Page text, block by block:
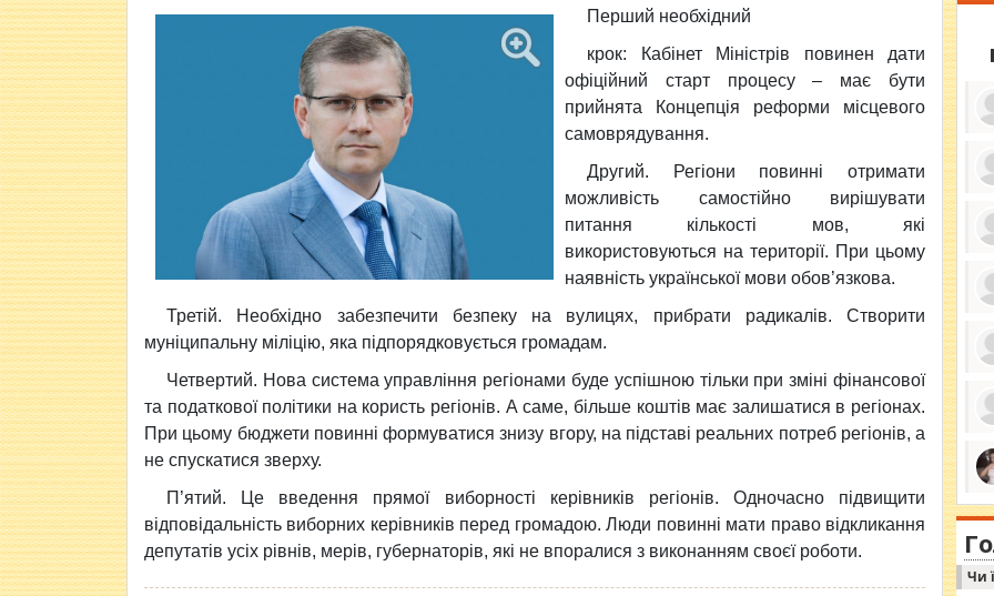
Перший необхідний
крок: Кабінет Міністрів повинен дати
офіційний старт процесу – має бути
прийнята Концепція реформи місцевого
самоврядування.
Другий. Регіони повинні отримати
можливість самостійно вирішувати
питання кількості мов, які
використовуються на території. При цьому
наявність української мови обов’язкова.
Третій. Необхідно забезпечити безпеку на вулицях, прибрати радикалів. Створити
муніципальну міліцію, яка підпорядковується громадам.
Четвертий. Нова система управління регіонами буде успішною тільки при зміні фінансової
та податкової політики на користь регіонів. А саме, більше коштів має залишатися в регіонах.
При цьому бюджети повинні формуватися знизу вгору, на підставі реальних потреб регіонів, а
не спускатися зверху.
П’ятий. Це введення прямої виборності керівників регіонів. Одночасно підвищити
відповідальність виборних керівників перед громадою. Люди повинні мати право відкликання
депутатів усіх рівнів, мерів, губернаторів, які не впоралися з виконанням своєї роботи.
за
ми
in
Чи